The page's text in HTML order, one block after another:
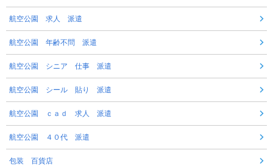
航空公園 求人 派遣
航空公園 年齢不問 派遣
航空公園 シニア 仕事 派遣
航空公園 シール 貼り 派遣
航空公園 ｃａｄ 求人 派遣
航空公園 ４０代 派遣
包装 百貨店